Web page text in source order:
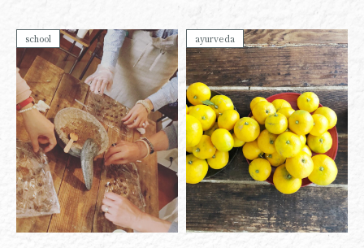
school ayurveda